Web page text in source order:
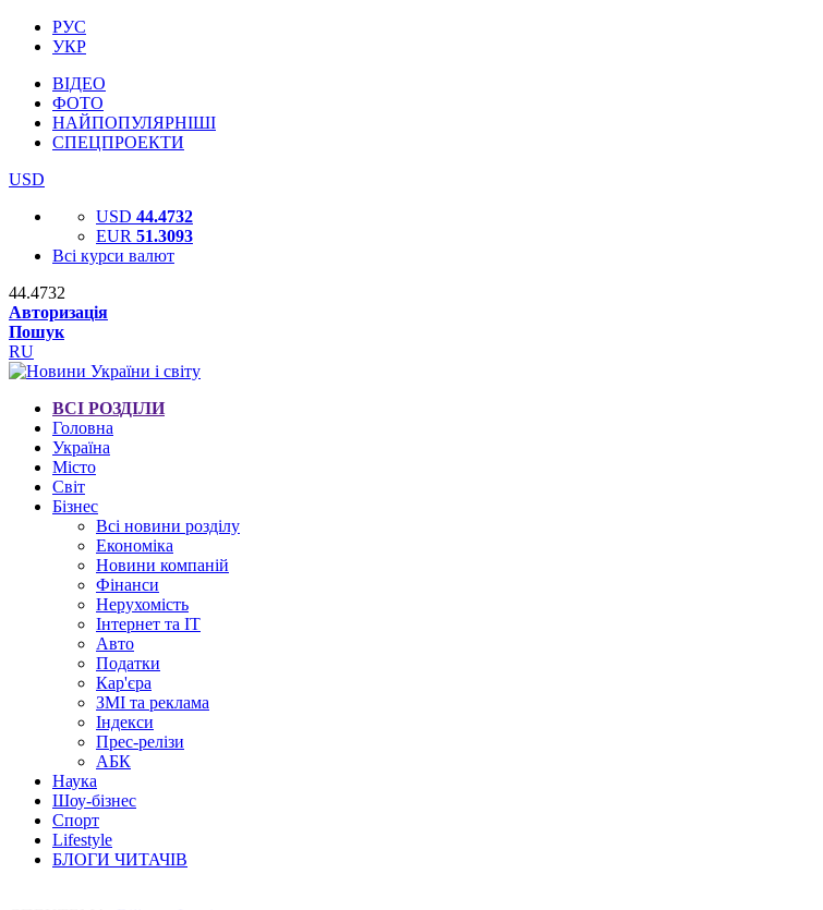
РУС
УКР
ВІДЕО
ФОТО
НАЙПОПУЛЯРНІШІ
СПЕЦПРОЕКТИ
USD
USD 44.4732
EUR 51.3093
Всі курси валют
44.4732
Авторизація
Пошук
RU
ВСІ РОЗДІЛИ
Головна
Україна
Місто
Світ
Бізнес
Всі новини розділу
Економіка
Новини компаній
Фінанси
Нерухомість
Інтернет та IT
Авто
Податки
Кар'єра
ЗМІ та реклама
Індекси
Прес-релізи
АБК
Наука
Шоу-бізнес
Спорт
Lifestyle
БЛОГИ ЧИТАЧІВ